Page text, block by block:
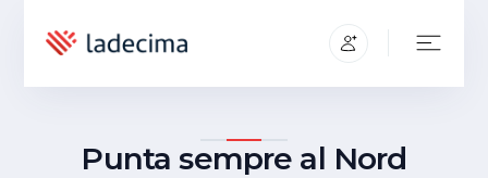
Punta sempre al Nord